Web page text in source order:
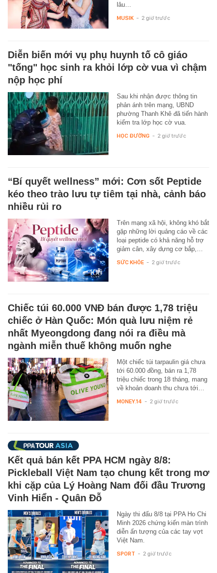
lâu…
MUSIK - 2 giờ trước
Diễn biến mới vụ phụ huynh tố cô giáo
"tống" học sinh ra khỏi lớp cờ vua vì chậm
nộp học phí
Sau khi nhận được thông tin
phản ánh trên mạng, UBND
phường Thanh Khê đã tiến hành
kiểm tra lớp học cờ vua.
HỌC ĐƯỜNG - 2 giờ trước
“Bí quyết wellness” mới: Cơn sốt Peptide
kéo theo trào lưu tự tiêm tại nhà, cảnh báo
nhiều rủi ro
Trên mạng xã hội, không khó bắt
gặp những lời quảng cáo về các
loại peptide có khả năng hỗ trợ
giảm cân, xây dựng cơ bắp,…
SỨC KHỎE - 2 giờ trước
Chiếc túi 60.000 VNĐ bán được 1,78 triệu
chiếc ở Hàn Quốc: Món quà lưu niệm rẻ
nhất Myeongdong đang nói ra điều mà
ngành miễn thuế không muốn nghe
Một chiếc túi tarpaulin giá chưa
tới 60.000 đồng, bán ra 1,78
triệu chiếc trong 18 tháng, mang
về khoản doanh thu chưa tới…
MONEY.14 - 2 giờ trước
Kết quả bán kết PPA HCM ngày 8/8:
Pickleball Việt Nam tạo chung kết trong mơ
khi cặp của Lý Hoàng Nam đối đầu Trương
Vinh Hiển - Quân Đỗ
Ngày thi đấu 8/8 tại PPA Ho Chi
Minh 2026 chứng kiến màn trình
diễn ấn tượng của các tay vợt
Việt Nam.
SPORT - 2 giờ trước